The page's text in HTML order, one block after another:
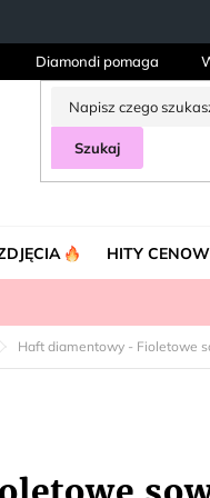
Diamondi pomaga
Szukaj
HITY
Haft diamentowy - Fioletowe